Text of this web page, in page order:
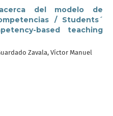
del modelo de
/ Students´
based teaching
Zavala, Víctor Manuel